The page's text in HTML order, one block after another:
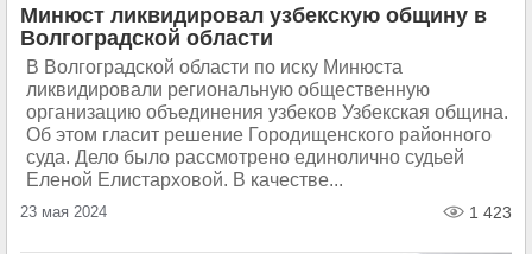
Минюст ликвидировал узбекскую общину в
Волгоградской области
В Волгоградской области по иску Минюста
ликвидировали региональную общественную
организацию объединения узбеков Узбекская община.
Об этом гласит решение Городищенского районного
суда. Дело было рассмотрено единолично судьей
Еленой Елистарховой. В качестве...
23 мая 2024 1 423